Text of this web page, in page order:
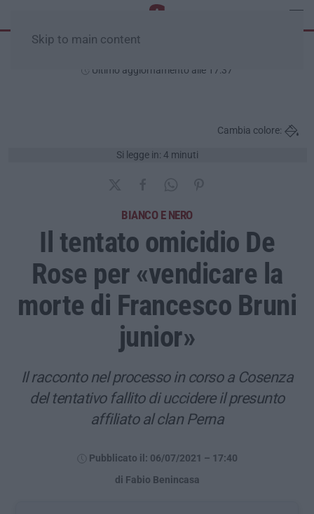
Skip to main content
Ultimo aggiornamento alle 17:37
Si legge in: 4 minuti
Cambia colore:
BIANCO E NERO
Il tentato omicidio De
Rose per «vendicare la
morte di Francesco Bruni
junior»
Il racconto nel processo in corso a Cosenza
del tentativo fallito di uccidere il presunto
affiliato al clan Perna
Pubblicato il: 06/07/2021 – 17:40
di Fabio Benincasa